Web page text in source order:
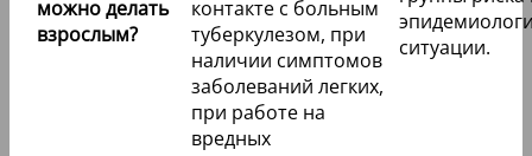
можно делать
взрослым?
контакте с больным
туберкулезом, при
наличии симптомов
заболеваний легких,
при работе на
вредных
ситуации.